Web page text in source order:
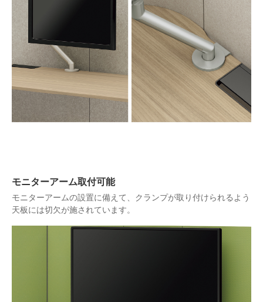
モニターアーム取付可能
モニターアームの設置に備えて、クランプが取り付けられるよう
天板には切欠が施されています。